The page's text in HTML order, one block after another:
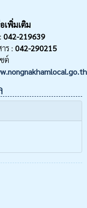
เพิ่มเติม
042-219639
ร : 042-290215
ต์